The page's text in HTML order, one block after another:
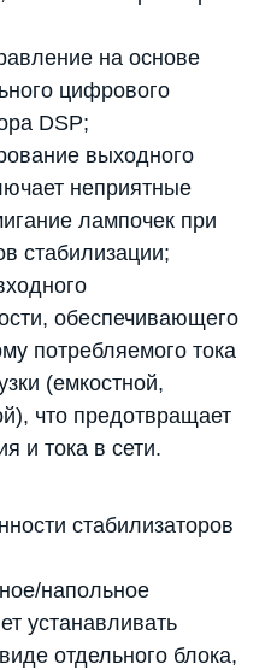
на основе
цифрового
DSP;
выходного
неприятные
лампочек при
стабилизации;
обеспечивающего
потребляемого тока
(емкостной,
что предотвращает
и тока в сети.
стабилизаторов
напольное
устанавливать
отдельного блока,